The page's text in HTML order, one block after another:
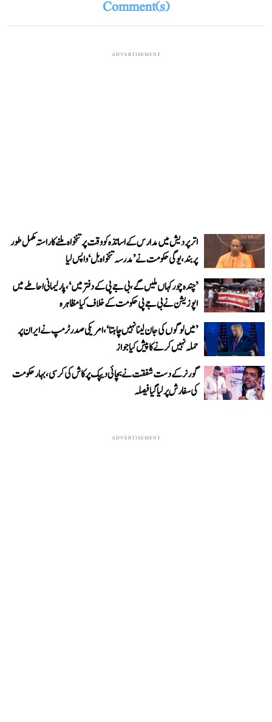
Comment(s)
ADVERTISEMENT
اتر پردیش میں مدارس کے اساتذہ کو وقت پر تنخواہ ملنے کا راستہ مکمل طور
پر بند، یوگی حکومت نے ’مدرسہ تنخواہ بل‘ واپس لیا
’چندہ چور کہاں ملیں گے، بی جے پی کے دفتر میں‘، پارلیمانی احاطے میں
اپوزیشن نے بی جے پی حکومت کے خلاف کیا مظاہرہ
’میں لوگوں کی جان لینا نہیں چاہتا‘، امریکی صدر ٹرمپ نے ایران پر
حملہ نہیں کرنے کا پیش کیا جواز
گورنر کے دست شفقت نے بچائی دیپک پرکاش کی کرسی، بہار حکومت
کی سفارش پر لیا گیا فیصلہ
ADVERTISEMENT